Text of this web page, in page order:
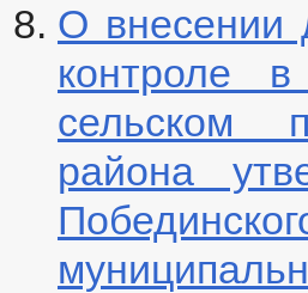
О внесении
контроле
сельском
района